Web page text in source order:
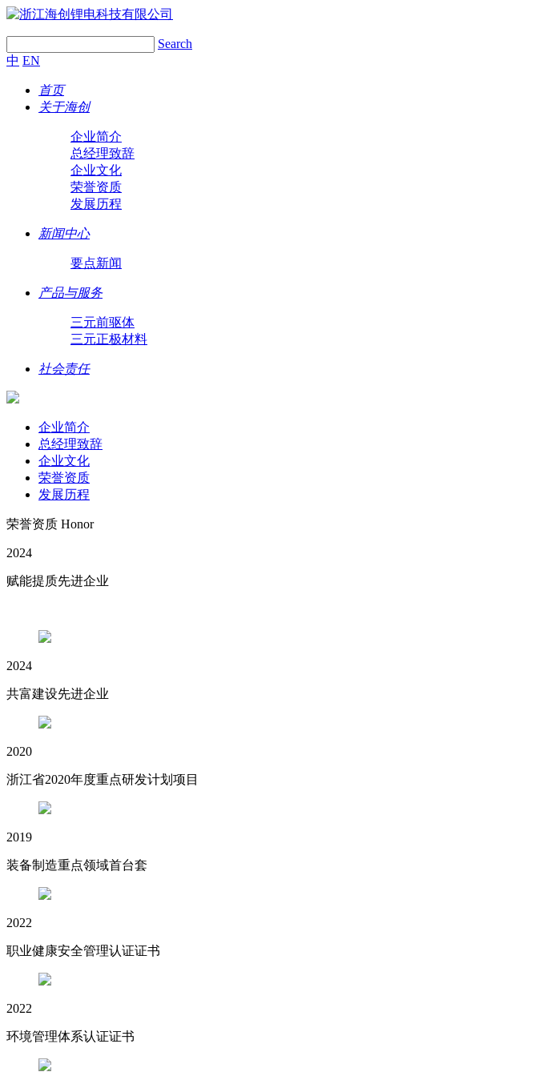
Search
中 EN
首页
关于海创
企业简介
总经理致辞
企业文化
荣誉资质
发展历程
新闻中心
要点新闻
产品与服务
三元前驱体
三元正极材料
社会责任
企业简介
总经理致辞
企业文化
荣誉资质
发展历程
荣誉资质 Honor
2024
赋能提质先进企业
2024
共富建设先进企业
2020
浙江省2020年度重点研发计划项目
2019
装备制造重点领域首台套
2022
职业健康安全管理认证证书
2022
环境管理体系认证证书